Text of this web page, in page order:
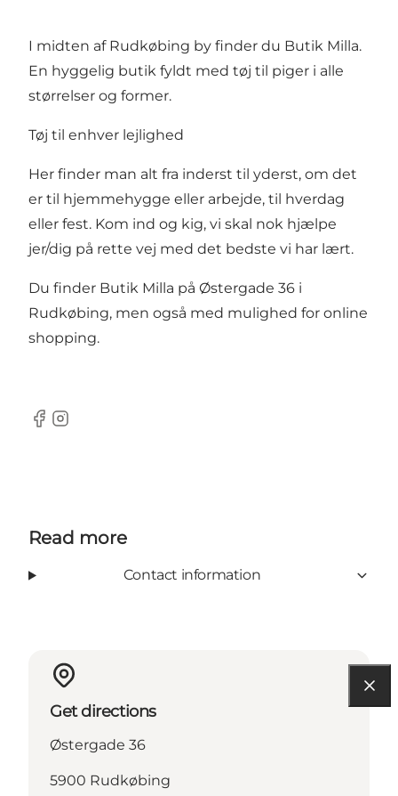
I midten af Rudkøbing by finder du Butik Milla.
En hyggelig butik fyldt med tøj til piger i alle
størrelser og former.
Tøj til enhver lejlighed
Her finder man alt fra inderst til yderst, om det
er til hjemmehygge eller arbejde, til hverdag
eller fest. Kom ind og kig, vi skal nok hjælpe
jer/dig på rette vej med det bedste vi har lært.
Du finder Butik Milla på Østergade 36 i
Rudkøbing, men også med mulighed for online
shopping.
Facebook
Instagram
Read more
Contact information
Get directions
Østergade 36
5900 Rudkøbing